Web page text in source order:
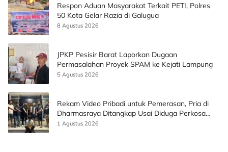
Respon Aduan Masyarakat Terkait PETI, Polres
50 Kota Gelar Razia di Galugua
8 Agustus 2026
JPKP Pesisir Barat Laporkan Dugaan
Permasalahan Proyek SPAM ke Kejati Lampung
5 Agustus 2026
Rekam Video Pribadi untuk Pemerasan, Pria di
Dharmasraya Ditangkap Usai Diduga Perkosa
Korban
1 Agustus 2026